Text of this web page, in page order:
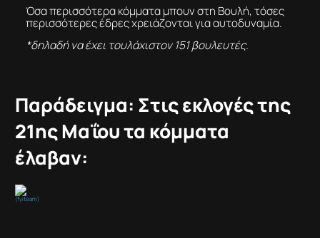
Όσα περισσότερα κόμματα μπουν στη Βουλή, τόσες
περισσότερες έδρες χρειάζονται για αυτοδυναμία.
*δηλαδή να έχει τουλάχιστον 151 βουλευτές.
Παράδειγμα: Στις εκλογές της
21ης Μαΐου τα κόμματα
έλαβαν:
(fyiteam)